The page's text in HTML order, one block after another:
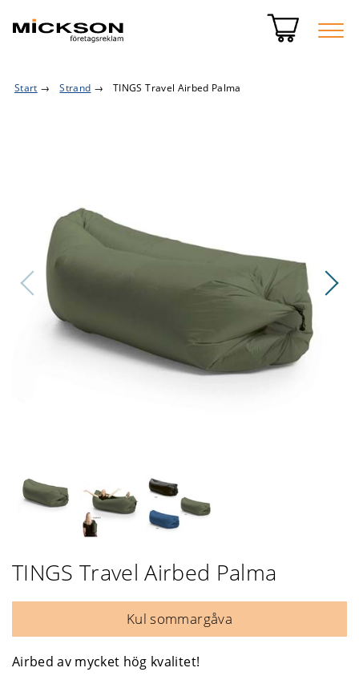
Start → Strand → TINGS Travel Airbed Palma
TINGS Travel Airbed Palma
Kul sommargåva
Airbed av mycket hög kvalitet!